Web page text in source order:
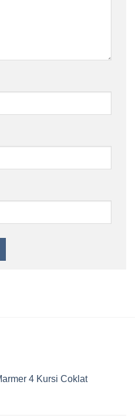
4 Kursi Coklat